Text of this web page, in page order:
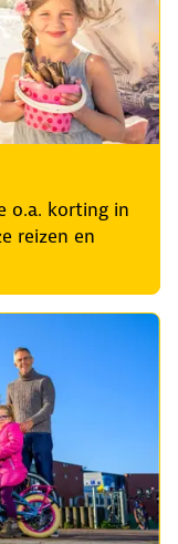
o.a. korting in
reizen en